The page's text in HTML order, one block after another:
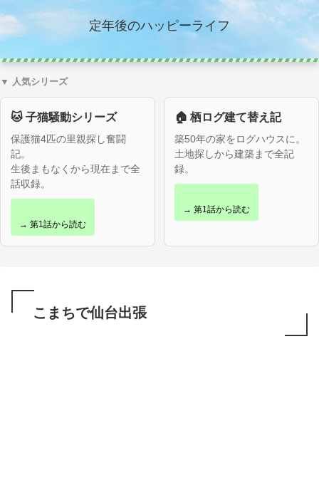
定年後のハッピーライフ
▼ 人気シリーズ
🐱 子猫騒動シリーズ
保護猫4匹の里親探し奮闘
記。
生後まもなくから現在まで全
話収録。
→ 第1話から読む
🏠 栖ログ建て替え記
築50年の家をログハウスに。
土地探しから建築まで全記
録。
→ 第1話から読む
こまちで仙台出張